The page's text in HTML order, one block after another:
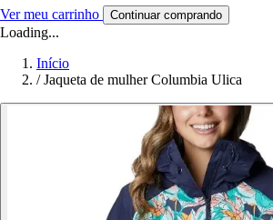
Ver meu carrinho Continuar comprando
Loading...
Início
/ Jaqueta de mulher Columbia Ulica